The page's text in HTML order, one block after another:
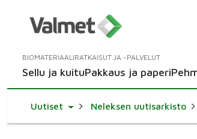
BIOMATERIAALIRATKAISUT JA -PALVELUT
Sellu ja kuituPakkaus ja paperi
Uutiset Toggle Dropdown
Neleksen uutisarkisto